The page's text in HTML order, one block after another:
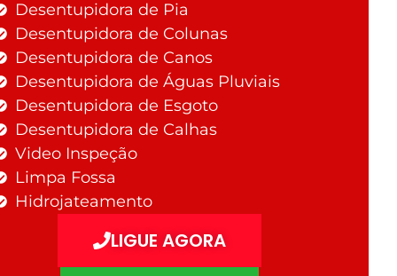
Desentupidora de Pia
Desentupidora de Colunas
Desentupidora de Canos
Desentupidora de Águas Pluviais
Desentupidora de Esgoto
Desentupidora de Calhas
Video Inspeção
Limpa Fossa
Hidrojateamento
LIGUE AGORA